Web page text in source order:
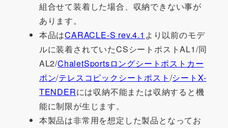
組合せて装着した場合、収納できない事が
あります。
本品はCARACLE-S rev.4.1 より以前のモデ
ルに装着されていたCSシートポストAL1/同
AL2/ChaletSportsロングシートポストカー
ボン/テレスコピックシートポスト /シートX-
TENDERには収納不能または収納すると機
能に制限が生じます。
本製品は非常用を想定した製品となってお